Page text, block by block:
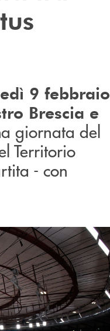
9 febbraio
Brescia e
giornata del
Territorio
- con